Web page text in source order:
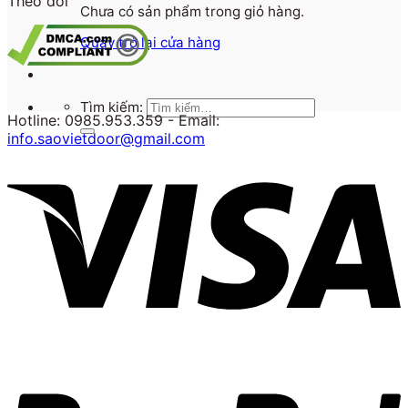
Chưa có sản phẩm trong giỏ hàng.
Quay trở lại cửa hàng
Tìm kiếm:
Hotline: 0985.953.359 - Email:
info.saovietdoor@gmail.com